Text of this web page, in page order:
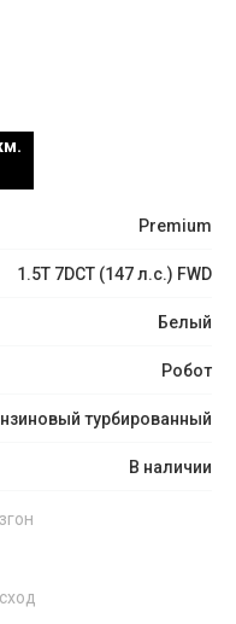
Premium
1.5T 7DCT (147 л.с.) FWD
Белый
Робот
турбированный
В наличии